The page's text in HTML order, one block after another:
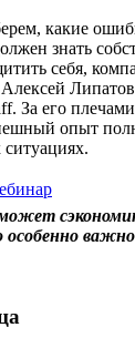
какие
знать
себя,
За его
опыт
важно